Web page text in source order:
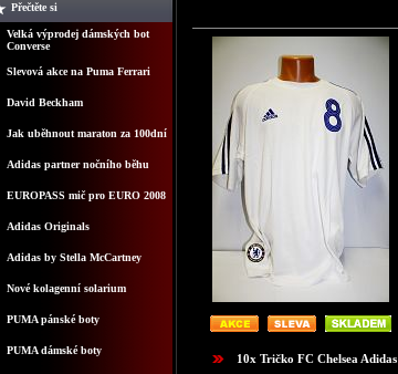
Přečtěte si
Velká výprodej dámských bot
Converse
Slevová akce na Puma Ferrari
David Beckham
Jak uběhnout maraton za 100dní
Adidas partner nočního běhu
EUROPASS mič pro EURO 2008
Adidas Originals
Adidas by Stella McCartney
Nové kolagenní solarium
PUMA pánské boty
PUMA dámské boty
10x Tričko FC Chelsea Adidas